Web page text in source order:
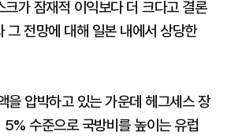
가 잠재적 이익보다 더 크다고 결론
전망에 대해 일본 내에서 상당한
을 압박하고 있는 가운데 헤그세스 장
수준으로 국방비를 높이는 유럽